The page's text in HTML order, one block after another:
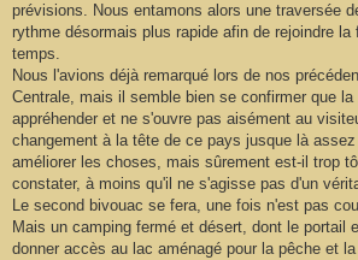
prévisions. Nous entamons alors une traversée
rythme désormais plus rapide afin de rejoindre la
temps.
Nous l'avions déjà remarqué lors de nos
Centrale, mais il semble bien se confirmer que
appréhender et ne s'ouvre pas aisément au
changement à la tête de ce pays jusque là
améliorer les choses, mais sûrement est-il trop
constater, à moins qu'il ne s'agisse pas d'un
Le second bivouac se fera, une fois n'est pas
Mais un camping fermé et désert, dont le portail
donner accès au lac aménagé pour la pêche et